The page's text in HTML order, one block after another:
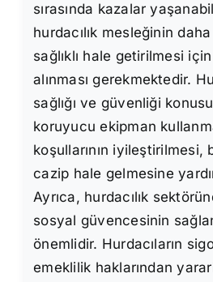
sırasında kazalar
hurdacılık mesleğinin
sağlıklı hale getirilmesi
alınması gerekmektedir.
sağlığı ve güvenliği
koruyucu ekipman
koşullarının iyileştirilmesi,
cazip hale gelmesine
Ayrıca, hurdacılık
sosyal güvencesinin
önemlidir. Hurdacıların
emeklilik haklarından